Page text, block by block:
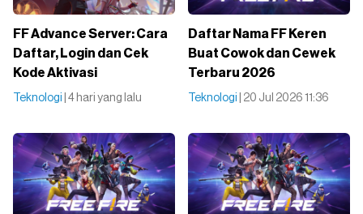
FF Advance Server: Cara
Daftar, Login dan Cek
Kode Aktivasi
Teknologi | 4 hari yang lalu
Daftar Nama FF Keren
Buat Cowok dan Cewek
Terbaru 2026
Teknologi | 20 Jul 2026 11:36